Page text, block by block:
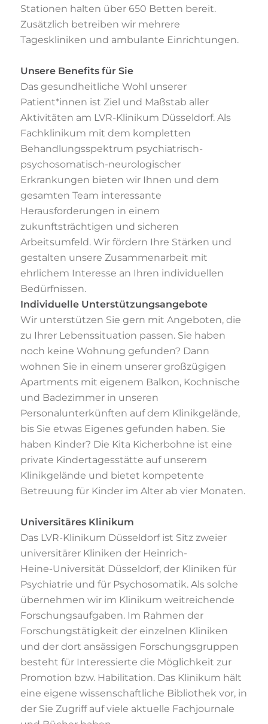
Stationen halten über 650 Betten bereit.
Zusätzlich betreiben wir mehrere
Tageskliniken und ambulante Einrichtungen.
Unsere Benefits für Sie
Das gesundheitliche Wohl unserer
Patient*innen ist Ziel und Maßstab aller
Aktivitäten am LVR-Klinikum Düsseldorf. Als
Fachklinikum mit dem kompletten
Behandlungsspektrum psychiatrisch-
psychosomatisch-neurologischer
Erkrankungen bieten wir Ihnen und dem
gesamten Team interessante
Herausforderungen in einem
zukunftsträchtigen und sicheren
Arbeitsumfeld. Wir fördern Ihre Stärken und
gestalten unsere Zusammenarbeit mit
ehrlichem Interesse an Ihren individuellen
Bedürfnissen.
Individuelle Unterstützungsangebote
Wir unterstützen Sie gern mit Angeboten, die
zu Ihrer Lebenssituation passen. Sie haben
noch keine Wohnung gefunden? Dann
wohnen Sie in einem unserer großzügigen
Apartments mit eigenem Balkon, Kochnische
und Badezimmer in unseren
Personalunterkünften auf dem Klinikgelände,
bis Sie etwas Eigenes gefunden haben. Sie
haben Kinder? Die Kita Kicherbohne ist eine
private Kindertagesstätte auf unserem
Klinikgelände und bietet kompetente
Betreuung für Kinder im Alter ab vier Monaten.
Universitäres Klinikum
Das LVR-Klinikum Düsseldorf ist Sitz zweier
universitärer Kliniken der Heinrich-
Heine-Universität Düsseldorf, der Kliniken für
Psychiatrie und für Psychosomatik. Als solche
übernehmen wir im Klinikum weitreichende
Forschungsaufgaben. Im Rahmen der
Forschungstätigkeit der einzelnen Kliniken
und der dort ansässigen Forschungsgruppen
besteht für Interessierte die Möglichkeit zur
Promotion bzw. Habilitation. Das Klinikum hält
eine eigene wissenschaftliche Bibliothek vor, in
der Sie Zugriff auf viele aktuelle Fachjournale